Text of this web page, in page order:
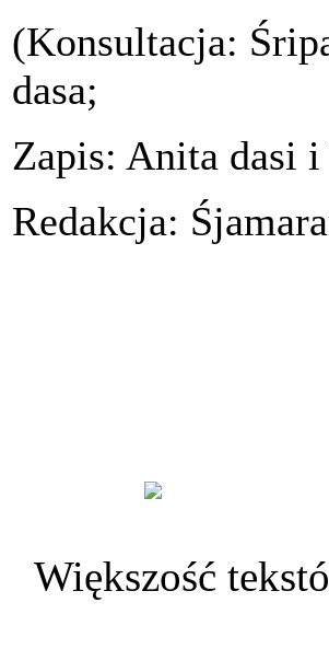
(Konsultacja:
dasa;
Zapis: Anita dasi
Redakcja:
Większość